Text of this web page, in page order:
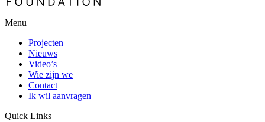
Menu
Projecten
Nieuws
Video’s
Wie zijn we
Contact
Ik wil aanvragen
Quick Links